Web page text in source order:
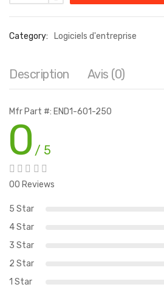
Category: Logiciels d'entreprise
Description Avis (0)
Mfr Part #: END1-601-250
0 / 5
00 Reviews
5 Star
4 Star
3 Star
2 Star
1 Star